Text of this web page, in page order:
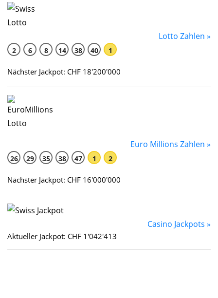
Lotto Zahlen »
2 6 8 14 38 40 1
Nächster Jackpot: CHF 18'200'000
Euro Millions Zahlen »
26 29 35 38 47 1 2
Nächster Jackpot: CHF 16'000'000
Casino Jackpots »
Aktueller Jackpot: CHF 1'042'413